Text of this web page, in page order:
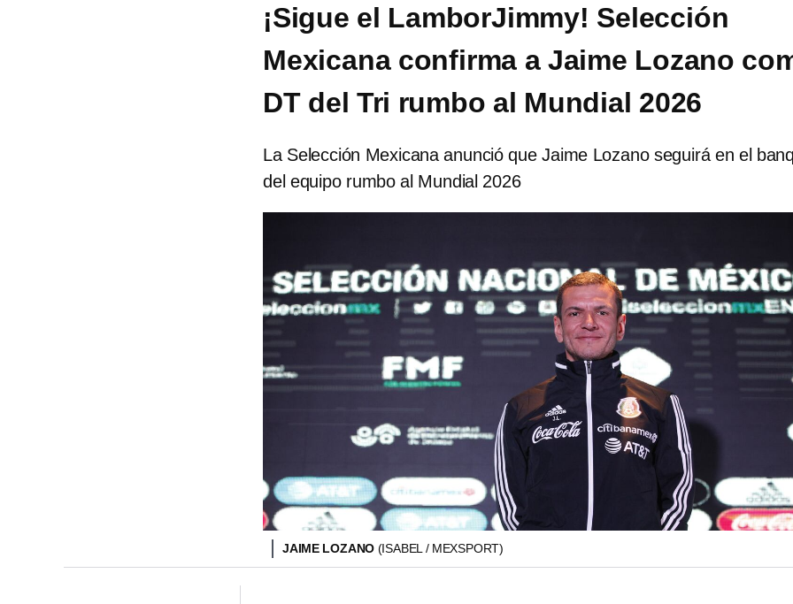
¡Sigue el LamborJimmy! Selección
Mexicana confirma a Jaime Lozano
DT del Tri rumbo al Mundial 2026
La Selección Mexicana anunció que Jaime Lozano seguirá en el
del equipo rumbo al Mundial 2026
JAIME LOZANO (ISABEL / MEXSPORT)